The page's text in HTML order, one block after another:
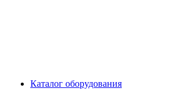
Каталог оборудования